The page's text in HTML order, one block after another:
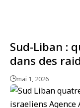
Sud-Liban :
dans des
mai 1, 2026